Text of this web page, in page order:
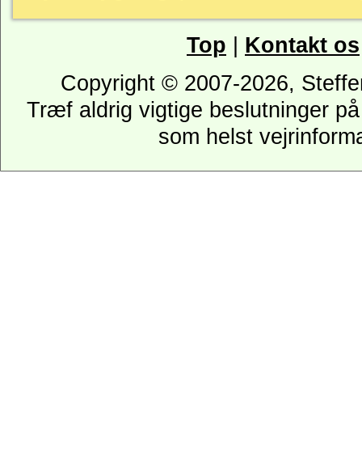
Top
Kontakt os
Copyright © 2007-2026,
Træf aldrig vigtige beslutninger
som helst